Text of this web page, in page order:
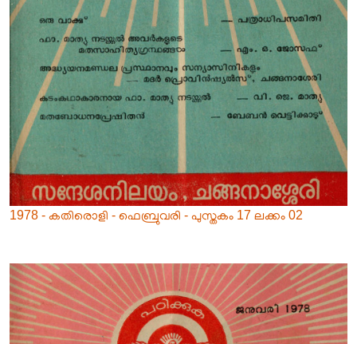
1978 - കതിരൊളി - ഫെബ്രുവരി - പുസ്തകം 17 ലക്കം 02